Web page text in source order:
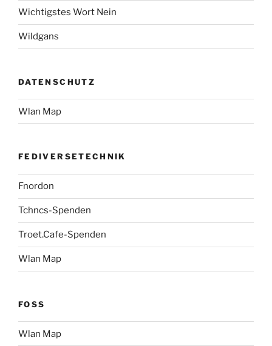
Wichtigstes Wort Nein
Wildgans
DATENSCHUTZ
Wlan Map
FEDIVERSETECHNIK
Fnordon
Tchncs-Spenden
Troet.Cafe-Spenden
Wlan Map
FOSS
Wlan Map